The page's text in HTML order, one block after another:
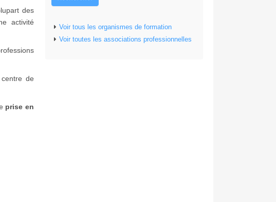
des
activité
de
prise en
Voir tous les organismes de formation
Voir toutes les associations professionnelles